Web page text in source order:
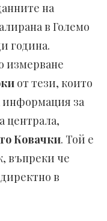
на
в Големо
година.
измерване
от тези, които
информация за
централа,
Ковачки. Той е
въпреки че
в